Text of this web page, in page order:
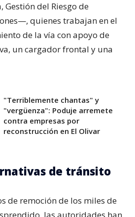
Gestión del Riesgo de
quienes trabajan en el
de la vía con apoyo de
un cargador frontal y una
"Terriblemente chantas" y
"vergüenza": Poduje arremete
contra empresas por
reconstrucción en El Olivar
de tránsito
de remoción de los miles de